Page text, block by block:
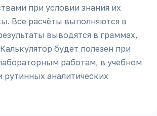
при условии знания их
Все расчёты выполняются в
выводятся в граммах,
будет полезен при
работам, в учебном
рутинных аналитических